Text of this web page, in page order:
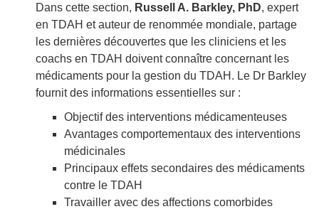
Dans cette section, Russell A. Barkley, PhD, expert
en TDAH et auteur de renommée mondiale, partage
les dernières découvertes que les cliniciens et les
coachs en TDAH doivent connaître concernant les
médicaments pour la gestion du TDAH. Le Dr Barkley
fournit des informations essentielles sur :
Objectif des interventions médicamenteuses
Avantages comportementaux des interventions
médicinales
Principaux effets secondaires des médicaments
contre le TDAH
Travailler avec des affections comorbides